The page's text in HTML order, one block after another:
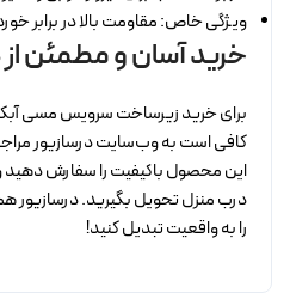
ویژگی خاص: مقاومت بالا در برابر
خرید آسان و مطمئن از
برای خرید زیرساخت سرویس مسی
کافی است به وب‌سایت درسازیور
این محصول باکیفیت را سفارش دهید
درب منزل تحویل بگیرید. درسازیور
را به واقعیت تبدیل کنید!